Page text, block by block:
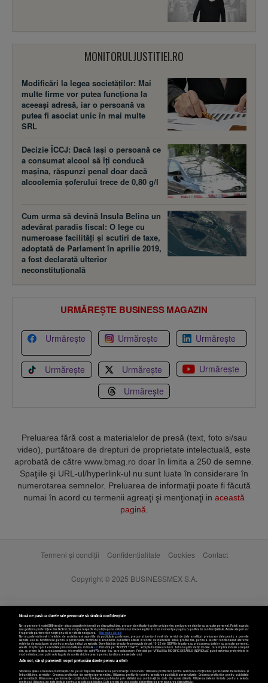
MONITORULJUSTITIEI.RO
Modificări la legea societăţilor: Mai
multe firme vor putea funcţiona la
aceeaşi adresă, iar o persoană va
putea fi asociat unic în mai multe
SRL
Decizie ÎCCJ: Dacă laşi o persoană ce
a consumat alcool să îţi conducă
maşina, răspunzi penal doar dacă
alcoolemia şoferului trece de 0,80 g/l
Cum urma să devină Insula Belina un
adevărat paradis fiscal: O lege cu
numeroase facilităţi şi scutiri de taxe,
adoptată de Parlament în aprilie 2019,
a fost declarată ulterior
neconstituţională
URMĂREȘTE BUSINESS MAGAZIN
Urmărește Urmărește Urmărește
Urmărește Urmărește
Urmărește
Urmărește
Preluarea fără cost a materialelor de presă (text, foto si/sau
video), purtătoare de drepturi de proprietate intelectuală, este
aprobată de către www.bmag.ro doar în limita a 250 de semne.
Spaţiile şi URL-ul/hyperlink-ul nu sunt luate în considerare în
numerotarea semnelor. Preluarea de informaţii poate fi făcută
numai în acord cu termenii agreaţi şi menţionaţi in această
pagină
Termeni și condiții Confidențialitate Cookies Contact
Copyright © 2025 BUSINESSMEX S.A.
Nouă ne pasă ca datele tale personale să rămână confidențiale
Noi și partenerii noștri589stocăm și/sau accesăm informații pe dispozitivul dvs., precum identificatorii cookie unici pentru prelucrarea datelor cu caracter personal. Puteți accepta
sau gestiona preferințele dvs. făcând clic mai jos, respectiv vă puteți opune utilizării unui interes legitim în orice moment pe pagina cu politica de confidențialitate. Aceste alegeri vor
fi raportate partenerilor noștri și nu vă vor afecta navigarea.
Mai multe detalii
Noi si partenerii nostri (retelele de socializare si agentiile de publicitate partenere, precum si furnizorii nostri de servicii de date analitice) prelucram date pentru a permite
website-ului sa functioneze, pentru a personaliza continutul si anunturile publicitare afisate in functie de interesele si/sau profilul dvs., pentru a va oferi functionalitati aferente
retelelor de socializare si pentru a analiza traficul pe website. Beneficiati de drepturile prevazute de art. 15-22 din GDPR in legatura cu prelucrarea datelor cu caracter personal.
Aceste drepturi pot fi exercitate prin modalitatea indicataaici. Prin click pe “ACCEPT TOATE”, acceptati folosirea tuturor Tehnologiilor de tip Cookie, care implica inclusiv acceptul
dvs. cu privire la stocarea/accesarea informatiilor de catre Vendor-ii cu care colaboram. Prin click pe “VREAU SA MODIFIC SETARILE INDIVIDUAL” puteti schimba preferintele in
mod individual, mai putin cele legate de cookie strict necesare pentru functionarea website-ului.
Atât noi, cât și partenerii noștri prelucrăm datele pentru a oferi:
Stocarea și/sau accesarea informațiilor de pe un dispozitiv. Măsurarea performanței reclamelor. Utilizarea profilurilor pentru selectarea conținutului personalizat. Dezvoltarea și
îmbunătățirea serviciilor. Crearea profilurilor de conținut personalizat. Utilizarea profilurilor pentru selectarea publicității personalizate. Crearea profilurilor pentru publicitate
personalizată. Măsurarea performanței conținutului. Înțelegerea publicului prin statistici sau combinații de date din surse diferite. Utilizarea datelor limitate pentru a selecta
conținutul. Utilizarea de date limitate pentru a selecta publicitatea. Date precise de geolocație și identificarea prin scanarea dispozitivului.